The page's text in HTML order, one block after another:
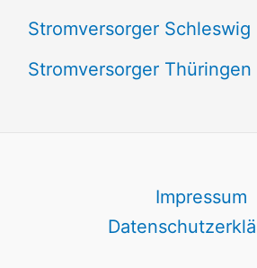
Stromversorger Schleswig
Stromversorger Thüringen
Impressum